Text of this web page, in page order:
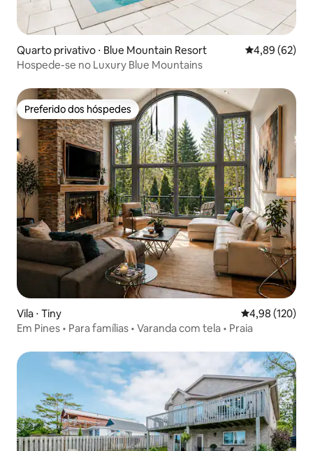
Quarto privativo ⋅ Blue Mountain Resort 4,89 de uma
4,89 (62)
Hospede-se no Luxury Blue Mountains
Preferido dos hóspedes
Preferido dos hóspedes
Vila ⋅ Tiny 4,98 de uma
4,98 (120)
Em Pines • Para famílias • Varanda com tela • Praia